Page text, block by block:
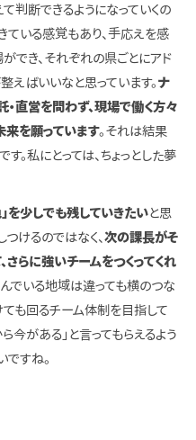
判断できるようになっていくの
ている感覚もあり、手応えを感
でき、それぞれの県ごとにアド
えばいいなと思っています。 ナ
直営を問わず、現場で働く方々
来を願っています。それは結果
。私にとっては、ちょっとした夢
を少しでも残していきたいと思
つけるのではなく、 次の課長がそ
らに強いチームをつくってくれ
んでいる地域は違っても横のつな
ても回るチーム体制を目指して
今がある」と言ってもらえるよう
ですね。